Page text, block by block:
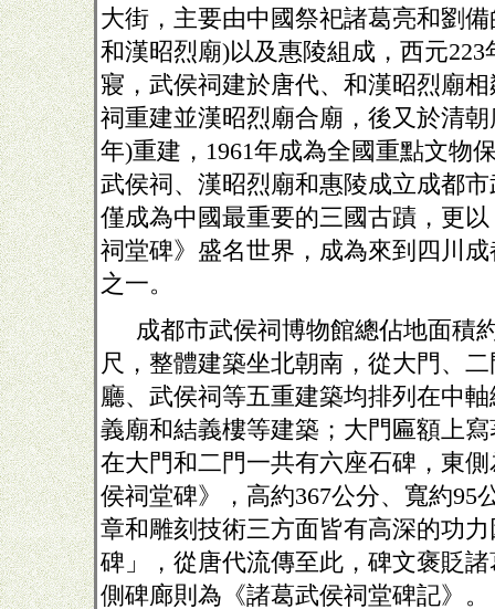
大街，主要由中國祭祀諸葛亮和劉
和漢昭烈廟)以及惠陵組成，西元223
寢，武侯祠建於唐代、和漢昭烈廟
祠重建並漢昭烈廟合廟，後又於清
年)重建， 1961年成為全國重點文物
武侯祠、漢昭烈廟和惠陵成立成都
僅成為中國最重要的三國古蹟，更
祠堂碑》盛名世界，成為來到四川
之一。
成都市武侯祠博物館總佔地面積
尺，整體建築坐北朝南，從大門、
廳、武侯祠等五重建築均排列在中
義廟和結義樓等建築；大門匾額上
在大門和二門一共有六座石碑，東
侯祠堂碑》，高約367公分、寬約95
章和雕刻技術三方面皆有高深的功
碑」，從唐代流傳至此，碑文褒貶
側碑廊則為《諸葛武侯祠堂碑記》。